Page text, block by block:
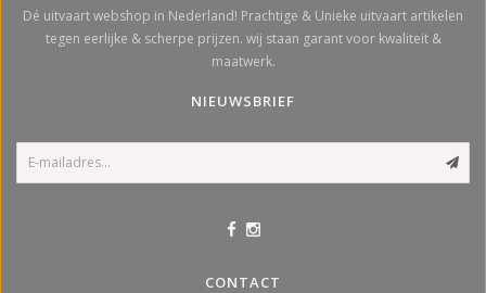
Dé uitvaart webshop in Nederland! Prachtige & Unieke uitvaart artikelen
tegen eerlijke & scherpe prijzen. wij staan garant voor kwaliteit &
maatwerk.
NIEUWSBRIEF
CONTACT